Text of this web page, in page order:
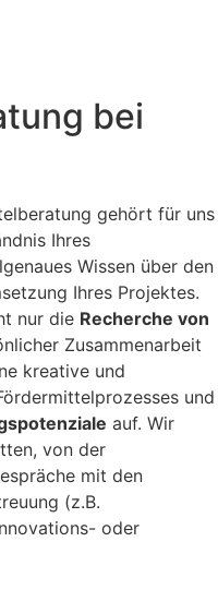
bei
gehört für uns
Ihres
Wissen über den
Ihres Projektes.
nur die Recherche von
Zusammenarbeit
kreative und
und
auf. Wir
von der
mit den
(z.B.
oder